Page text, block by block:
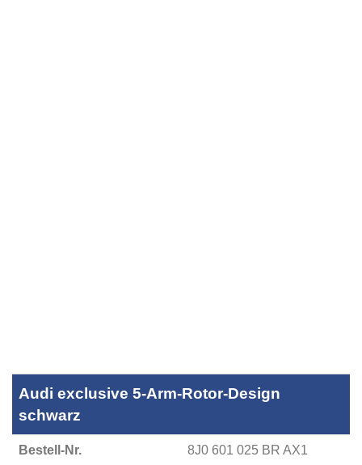
Audi exclusive 5-Arm-Rotor-Design
schwarz
Bestell-Nr. 8J0 601 025 BR AX1